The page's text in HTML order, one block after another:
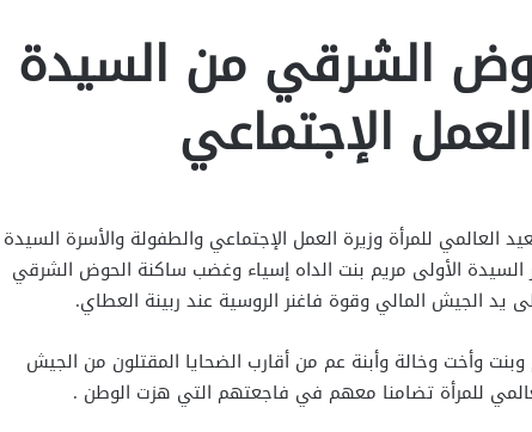
الشرقي من السيدة
الإجتماعي
العالمي للمرأة وزيرة العمل الإجتماعي والطفولة والأسرة السيدة
السيدة الأولى مريم بنت الداه إسياء وغضب ساكنة الحوض الشرقي
إعتبره البعض تجاهلا ل 37 أم وبنت وأخت وخالة وأبنة عم من أقارب الضحايا المقتلون من الجيش
للمرأة تضامنا معهم في فاجعتهم التي هزت الوطن .